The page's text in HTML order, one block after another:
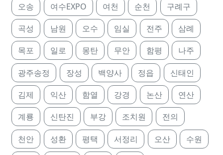
오송 여수EXPO 여천 순천 구례구
곡성 남원 오수 임실 전주 삼례
목포 일로 몽탄 무안 함평 나주
광주송정 장성 백양사 정읍 신태인
김제 익산 함열 강경 논산 연산
계룡 신탄진 부강 조치원 전의
천안 성환 평택 서정리 오산 수원